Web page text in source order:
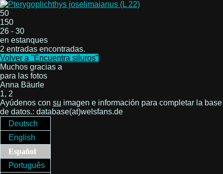
50
150
26 - 30
en estanques
2 entradas encontradas.
Volver a "Encuentra siluros"
Muchos gracias a
para las fotos
Anna Bäurle
1, 2
Ayúdenos con su imagen e información para completar la base
de datos.: database(at)welsfans.de
Deutsch
English
Español
Português